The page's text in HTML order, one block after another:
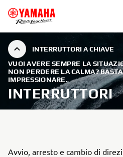
INTERRUTTORI A CHIAVE
VUOI AVERE SEMPRE LA
NON PERDERE LA CALMA?
IMPRESSIONARE.
INTERRUTTORI
Avvio, arresto e cambio di